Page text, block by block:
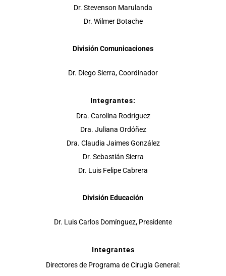
Dr. Stevenson Marulanda
Dr. Wilmer Botache
División Comunicaciones
Dr. Diego Sierra, Coordinador
Integrantes:
Dra. Carolina Rodríguez
Dra. Juliana Ordóñez
Dra. Claudia Jaimes González
Dr. Sebastián Sierra
Dr. Luis Felipe Cabrera
División Educación
Dr. Luis Carlos Domínguez, Presidente
Integrantes
Directores de Programa de Cirugía General: